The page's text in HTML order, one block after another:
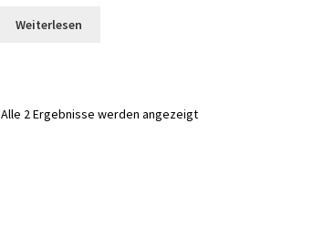
Weiterlesen
Alle 2 Ergebnisse werden angezeigt